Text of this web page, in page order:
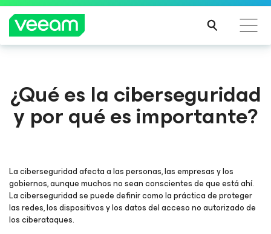
actualización de contenido de CrowdStrike
MÁS
INFO
​¿Qué es la ciberseguridad
y por qué es importante?
La ciberseguridad afecta a las personas, las empresas y los
gobiernos, aunque muchos no sean conscientes de que está ahí.
La ciberseguridad se puede definir como la práctica de proteger
las redes, los dispositivos y los datos del acceso no autorizado de
los ciberataques.